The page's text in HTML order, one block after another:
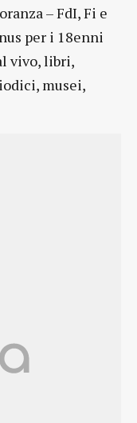
– FdI, Fi e
per i 18enni
vivo, libri,
musei,